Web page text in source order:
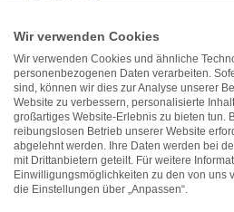
Danke!: Das Wort, das
meistens ungesagt
New Work
Studie: Workations
Arbeitgeberattraktivität
erhöhen
Führung
Unterschätztes
Führungskräfte mit
Wir verwenden Cookies
Wir verwenden Cookies und ähnliche
personenbezogenen Daten verarbeiten.
sind, können wir dies zur Analyse unserer
Website zu verbessern, personalisierte
großartiges Website-Erlebnis zu bieten tun.
reibungslosen Betrieb unserer Website
abgelehnt werden. Ihre Daten werden bei
mit Drittanbietern geteilt. Für weitere
Einwilligungsmöglichkeiten zu den von uns
die Einstellungen über „Anpassen“.